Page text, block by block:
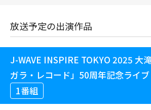
放送予定の出演作品
J-WAVE INSPIRE TOKYO 2025 大
ガラ・レコード」50周年記念ライブ
1番組